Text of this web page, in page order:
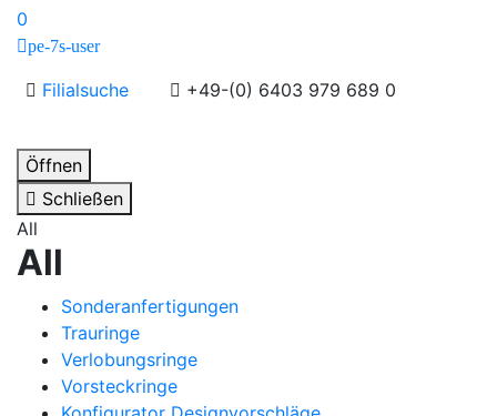
0
pe-7s-user
Filialsuche +49-(0) 6403 979 689 0
Öffnen
Schließen
All
All
Sonderanfertigungen
Trauringe
Verlobungsringe
Vorsteckringe